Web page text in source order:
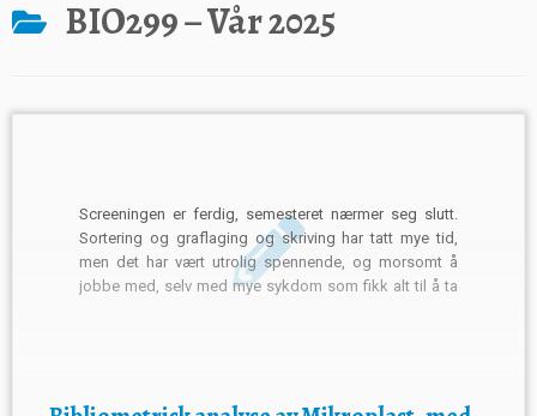
BIO299 – Vår 2025
Screeningen er ferdig, semesteret nærmer seg slutt.
Sortering og graflaging og skriving har tatt mye tid,
men det har vært utrolig spennende, og morsomt å
jobbe med, selv med mye sykdom som fikk alt til å ta